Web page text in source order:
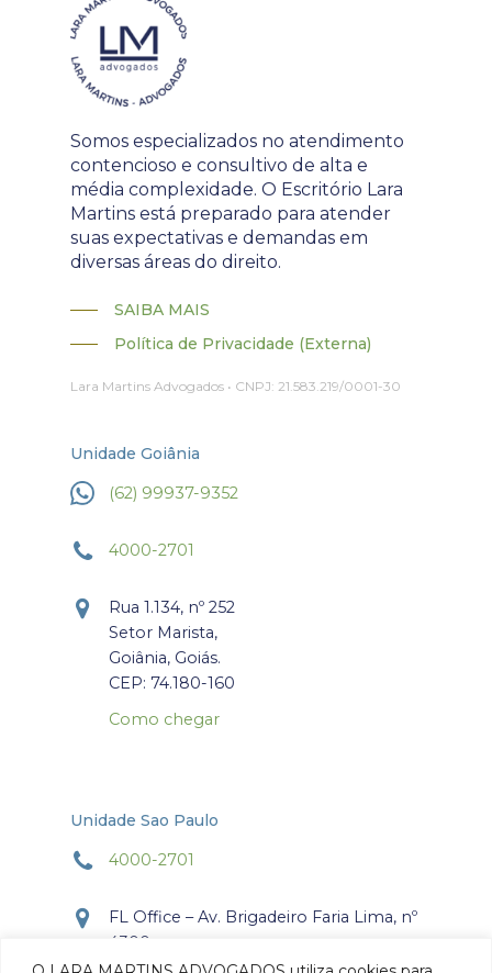
Somos especializados no atendimento
contencioso e consultivo de alta e
média complexidade. O Escritório Lara
Martins está preparado para atender
suas expectativas e demandas em
diversas áreas do direito.
SAIBA MAIS
Política de Privacidade (Externa)
Lara Martins Advogados • CNPJ: 21.583.219/0001-30
Unidade Goiânia
(62) 99937-9352
4000-2701
Rua 1.134, nº 252
Setor Marista,
Goiânia, Goiás.
CEP: 74.180-160
Como chegar
Unidade Sao Paulo
4000-2701
FL Office – Av. Brigadeiro Faria Lima, nº
4300
Torre Office – Sala 804